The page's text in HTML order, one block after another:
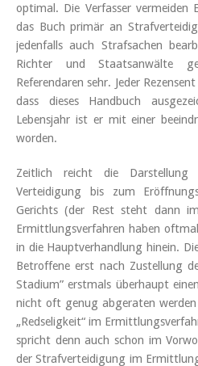
optimal. Die Verfasser vermeiden
das Buch primär an
jedenfalls auch Strafsachen
Richter und Staatsanwälte
Referendaren sehr. Jeder
dass dieses Handbuch
Lebensjahr ist er mit einer
worden.
Zeitlich reicht die
Verteidigung bis zum
Gerichts (der Rest steht dann
Ermittlungsverfahren haben
in die Hauptverhandlung hinein.
Betroffene erst nach Zustellung
Stadium” erstmals überhaupt
nicht oft genug abgeraten werden
„Redseligkeit“ im
spricht denn auch schon im
der Strafverteidigung im